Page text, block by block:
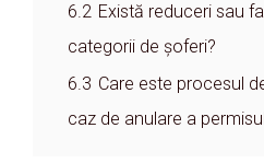
6.2 Există reduceri sau
categorii de șoferi?
6.3 Care este procesul
caz de anulare a